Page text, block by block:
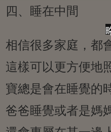
四、睡在中間
相信很多家庭，都
這樣可以更方便地
寶總是會在睡覺的
爸爸睡覺或者是媽